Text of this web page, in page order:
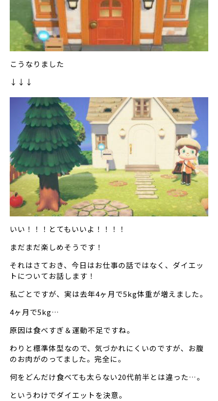
こうなりました
↓↓↓
いい！！！とてもいいよ！！！！
まだまだ楽しめそうです！
それはさておき、今日はお仕事の話ではなく、ダイエッ
トについてお話します！
私ごとですが、実は去年4ヶ月で5kg体重が増えました。
4ヶ月で5kg…
原因は食べすぎ＆運動不足ですね。
わりと標準体型なので、気づかれにくいのですが、お腹
のお肉がのってました。完全に。
何をどんだけ食べても太らない20代前半とは違った…。
というわけでダイエットを決意。